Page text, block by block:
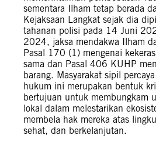
sementara Ilham tetap berada
Kejaksaan Langkat sejak dia
tahanan polisi pada 14 Juni
2024, jaksa mendakwa Ilham
Pasal 170 (1) mengenai
sama dan Pasal 406 KUHP
barang. Masyarakat sipil
hukum ini merupakan bentuk
bertujuan untuk membungkam
lokal dalam melestarikan
membela hak mereka atas
sehat, dan berkelanjutan.